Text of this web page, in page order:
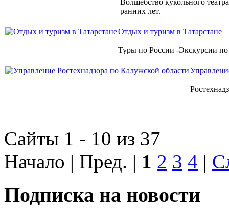
ранних лет.
Отдых и туризм в Татарстане
Туры по России -Экскурсии по
Сайты 1 - 10 из 37
Начало | Пред. | 1 2 3 4 |
Подписка на новости